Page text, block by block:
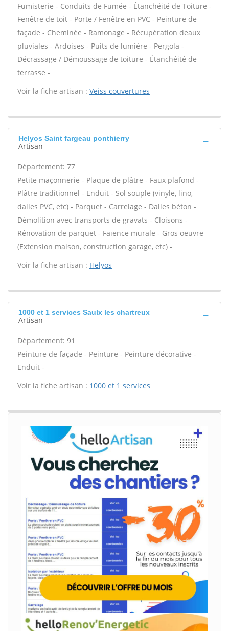
Fumisterie - Conduits de Fumée - Étanchéité de Toiture -
Fenêtre de toit - Porte / Fenêtre en PVC - Peinture de
façade - Cheminée - Ramonage - Récupération deaux
pluviales - Ardoises - Puits de lumière - Pergola -
Décrassage / Démoussage de toiture - Étanchéité de
terrasse -
Voir la fiche artisan : Veiss couvertures
Helyos Saint fargeau ponthierry
Artisan
Département: 77
Petite maçonnerie - Plaque de plâtre - Faux plafond -
Plâtre traditionnel - Enduit - Sol souple (vinyle, lino,
dalles PVC, etc) - Parquet - Carrelage - Dalles béton -
Démolition avec transports de gravats - Cloisons -
Rénovation de parquet - Faïence murale - Gros oeuvre
(Extension maison, construction garage, etc) -
Voir la fiche artisan : Helyos
1000 et 1 services Saulx les chartreux
Artisan
Département: 91
Peinture de façade - Peinture - Peinture décorative -
Enduit -
Voir la fiche artisan : 1000 et 1 services